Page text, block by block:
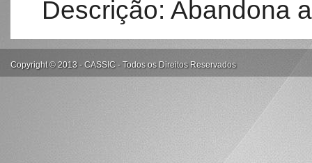
Descrição: Abandona
Copyright © 2013 - CASSIC - Todos os Direitos Reservados